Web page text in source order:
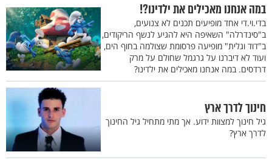
במה אנחנו מאכילים את ילדינו?!
בדי.וי.די אחד מופיעים תכנים לא צנועים,
ב"סינדרלה" השאיפה היא להגיע לנשף הריקודים,
ב"דוד וגלית" מופיעה פרסומת שצולמה בחוף הים,
ועוד לא דיברנו על גרגמל שחולם על מרק
דרדסים. במה אנחנו מאכילים את ילדינו?
חינוך לדרך ארץ
גיל חינוך למצוות ידוע. אך מתי מתחיל גיל החינוך
לדרך ארץ?